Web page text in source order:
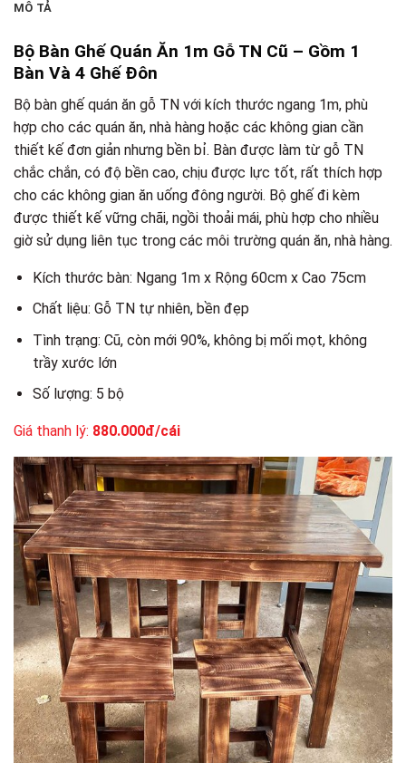
MÔ TẢ
Bộ Bàn Ghế Quán Ăn 1m Gỗ TN Cũ – Gồm 1
Bàn Và 4 Ghế Đôn
Bộ bàn ghế quán ăn gỗ TN với kích thước ngang 1m, phù
hợp cho các quán ăn, nhà hàng hoặc các không gian cần
thiết kế đơn giản nhưng bền bỉ. Bàn được làm từ gỗ TN
chắc chắn, có độ bền cao, chịu được lực tốt, rất thích hợp
cho các không gian ăn uống đông người. Bộ ghế đi kèm
được thiết kế vững chãi, ngồi thoải mái, phù hợp cho nhiều
giờ sử dụng liên tục trong các môi trường quán ăn, nhà hàng.
Kích thước bàn: Ngang 1m x Rộng 60cm x Cao 75cm
Chất liệu: Gỗ TN tự nhiên, bền đẹp
Tình trạng: Cũ, còn mới 90%, không bị mối mọt, không
trầy xước lớn
Số lượng: 5 bộ
Giá thanh lý: 880.000đ/cái